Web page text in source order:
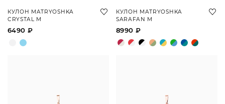
КУЛОН MATRYOSHKA
CRYSTAL M
6490 ₽
КУЛОН MATRYOSHKA
SARAFAN M
8990 ₽